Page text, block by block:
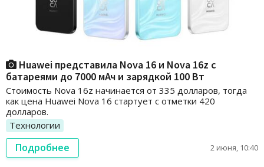
Huawei представила Nova 16 и Nova 16z с
батареями до 7000 мАч и зарядкой 100 Вт
Стоимость Nova 16z начинается от 335 долларов, тогда
как цена Huawei Nova 16 стартует с отметки 420
долларов.
Технологии
Подробнее 2 июня, 10:40